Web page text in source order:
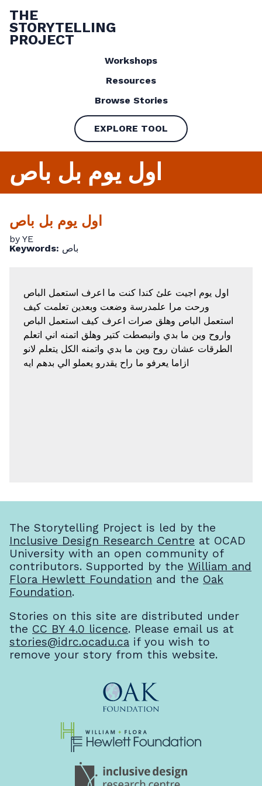
THE
STORYTELLING
PROJECT
Workshops
Resources
Browse Stories
EXPLORE TOOL
اول يوم بل باص
اول يوم بل باص
by YE
Keywords: باص
اول يوم اجيت علئ كندا كنت ما اعرف استعمل الباص
ورحت مرا علمدرسة وضعت وبعدين تعلمت كيف
استعمل الباص وهلق صرات اعرف كيف استعمل الباص
واروح وين ما بدي وانبصطت كتير وهلق اتمنه اني اتعلم
الطرقات عشان روح وين ما بدي واتمنه الكل يتعلم لانو
ازاما يعرفو ما راح يقدرو يعملو الي بدهم ايه
The Storytelling Project is led by the
Inclusive Design Research Centre at OCAD
University with an open community of
contributors. Supported by the William and
Flora Hewlett Foundation and the Oak
Foundation.
Stories on this site are distributed under
the CC BY 4.0 licence. Please email us at
stories@idrc.ocadu.ca if you wish to
remove your story from this website.